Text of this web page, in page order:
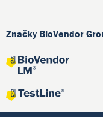
Značky BioVendor